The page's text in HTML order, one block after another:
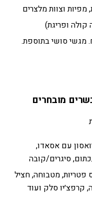
וצוות מלצרים
ופריגת)
מגשי סושי בתוספת.
קרואסון עם אסאדו,
סיגרים/קובה
חומוס פטריות, מטבוחה, חציל
קרפצ׳יו סלק ועוד